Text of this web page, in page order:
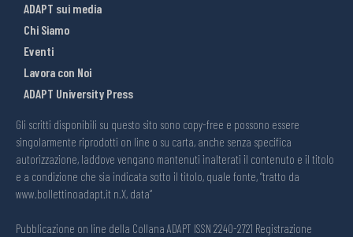
ADAPT sui media
Chi Siamo
Eventi
Lavora con Noi
ADAPT University Press
Gli scritti disponibili su questo sito sono copy-free e possono essere
singolarmente riprodotti on line o su carta, anche senza specifica
autorizzazione, laddove vengano mantenuti inalterati il contenuto e il titolo
e a condizione che sia indicata sotto il titolo, quale fonte, “tratto da
www.bollettinoadapt.it n.X, data“
Pubblicazione on line della Collana ADAPT ISSN 2240-2721 Registrazione